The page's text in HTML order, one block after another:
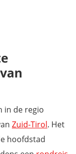
in de regio
Zuid-Tirol. Het
hoofdstad